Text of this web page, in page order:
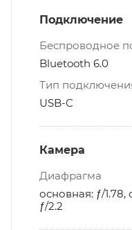
Подключение
Беспроводное
Bluetooth 6.0
Тип
USB-C
Камера
Диафрагма
основная: ƒ/
ƒ/2.2